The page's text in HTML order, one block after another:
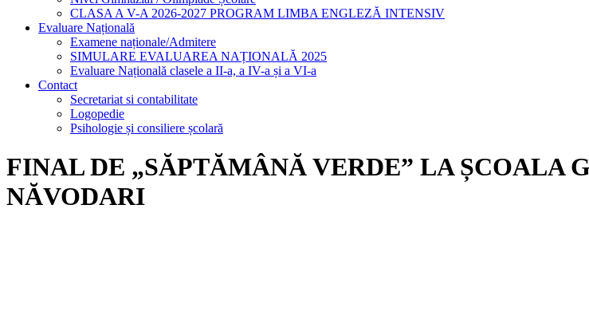
CLASA A V-A 2026-2027 PROGRAM LIMBA ENGLEZĂ INTENSIV
Evaluare Națională
Examene naționale/Admitere
SIMULARE EVALUAREA NAȚIONALĂ 2025
Evaluare Națională clasele a II-a, a IV-a și a VI-a
Contact
Secretariat si contabilitate
Logopedie
Psihologie și consiliere școlară
FINAL DE „SĂPTĂMÂNĂ VERDE” LA ȘCOALA
NĂVODARI